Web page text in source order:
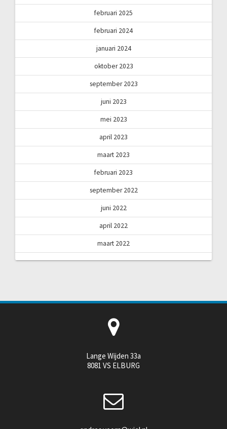
februari 2025
februari 2024
januari 2024
oktober 2023
september 2023
juni 2023
mei 2023
april 2023
maart 2023
februari 2023
september 2022
juni 2022
april 2022
maart 2022
Lange Wijden 33a
8081 VS ELBURG